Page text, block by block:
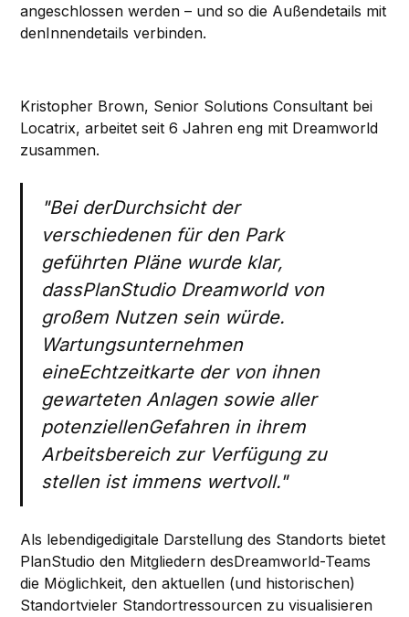
angeschlossen werden – und so die Außendetails mit
denInnendetails verbinden.
Kristopher Brown, Senior Solutions Consultant bei
Locatrix, arbeitet seit 6 Jahren eng mit Dreamworld
zusammen.
"Bei derDurchsicht der
verschiedenen für den Park
geführten Pläne wurde klar,
dassPlanStudio Dreamworld von
großem Nutzen sein würde.
Wartungsunternehmen
eineEchtzeitkarte der von ihnen
gewarteten Anlagen sowie aller
potenziellenGefahren in ihrem
Arbeitsbereich zur Verfügung zu
stellen ist immens wertvoll."
Als lebendigedigitale Darstellung des Standorts bietet
PlanStudio den Mitgliedern desDreamworld-Teams
die Möglichkeit, den aktuellen (und historischen)
Standortvieler Standortressourcen zu visualisieren